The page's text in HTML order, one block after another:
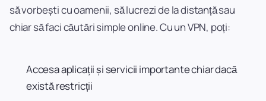
să vorbești cu oamenii, să lucrezi de la distanță sau
chiar să faci căutări simple online. Cu un VPN, poți:
Accesa aplicații și servicii importante chiar dacă
există restricții